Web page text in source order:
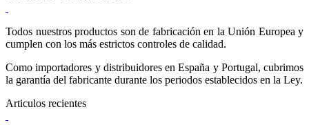
Todos nuestros productos son de fabricación en la Unión Europea y
cumplen con los más estrictos controles de calidad.
Como importadores y distribuidores en España y Portugal, cubrimos
la garantía del fabricante durante los periodos establecidos en la Ley.
Articulos recientes